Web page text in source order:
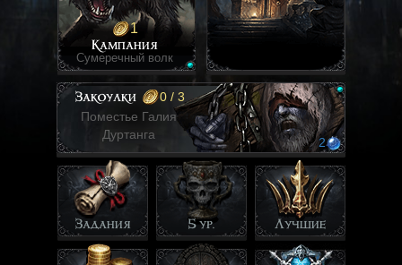
1
Кампания
Сумеречный волк
Закоулки
0 / 3
Поместье Галия
Дуртанга
2
Задания 5 ур. Лучшие